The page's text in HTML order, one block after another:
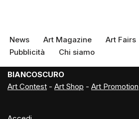
News Art Magazine Art Fairs
Pubblicità
Chi siamo
BIANCOSCURO
Art Contest - Art Shop - Art Promotion